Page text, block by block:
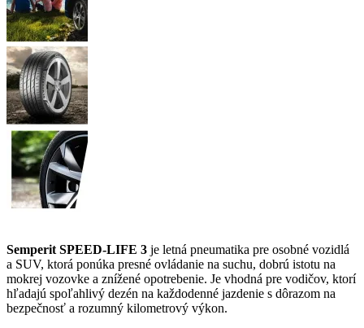
Semperit SPEED-LIFE 3 je letná pneumatika pre osobné vozidlá
a SUV, ktorá ponúka presné ovládanie na suchu, dobrú istotu na
mokrej vozovke a znížené opotrebenie. Je vhodná pre vodičov, ktorí
hľadajú spoľahlivý dezén na každodenné jazdenie s dôrazom na
bezpečnosť a rozumný kilometrový výkon.